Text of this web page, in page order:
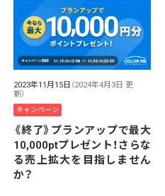
2023年11月15日 （2024年4月3日 更
新）
キャンペーン
《終了》プランアップで最大
10,000ptプレゼント！さらな
る売上拡大を目指しません
か？